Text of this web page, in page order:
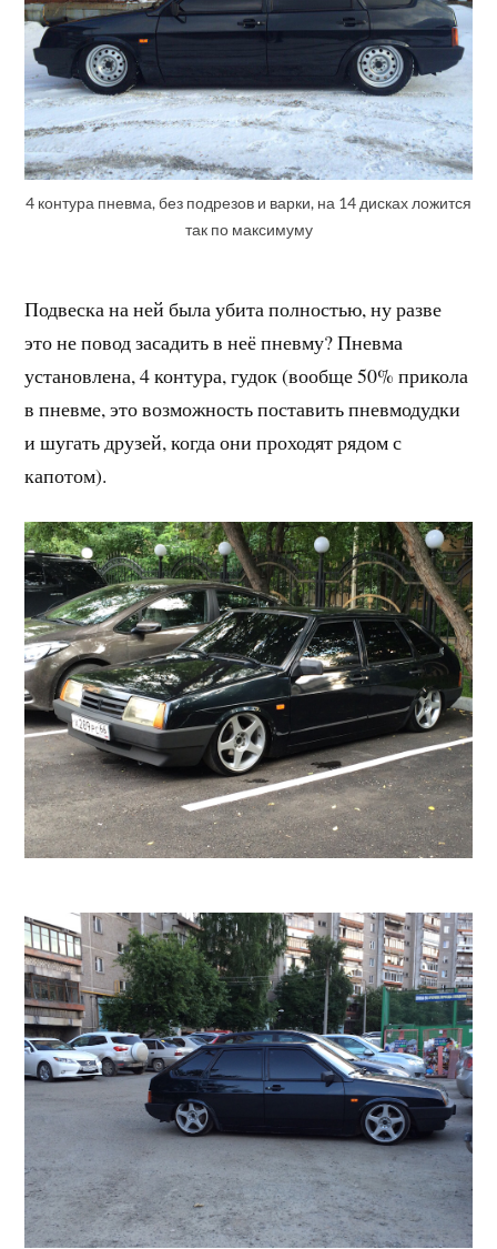
4 контура пневма, без подрезов и варки, на 14 дисках ложится
так по максимуму
Подвеска на ней была убита полностью, ну разве
это не повод засадить в неё пневму? Пневма
установлена, 4 контура, гудок (вообще 50% прикола
в пневме, это возможность поставить пневмодудки
и шугать друзей, когда они проходят рядом с
капотом).